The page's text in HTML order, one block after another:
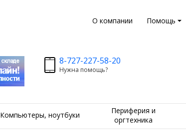
О компании Помощь
8-727-227-58-20
Нужна помощь?
Компьютеры, ноутбуки
Периферия и
оргтехника